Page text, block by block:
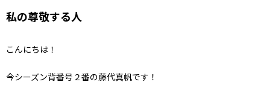
私の尊敬する人
こんにちは！
今シーズン背番号２番の藤代真帆です！